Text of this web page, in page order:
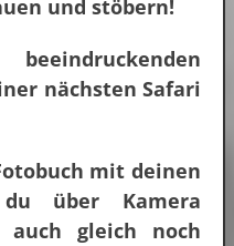
und stöbern!
nächsten Safari
mit deinen
über Kamera
auch gleich noch